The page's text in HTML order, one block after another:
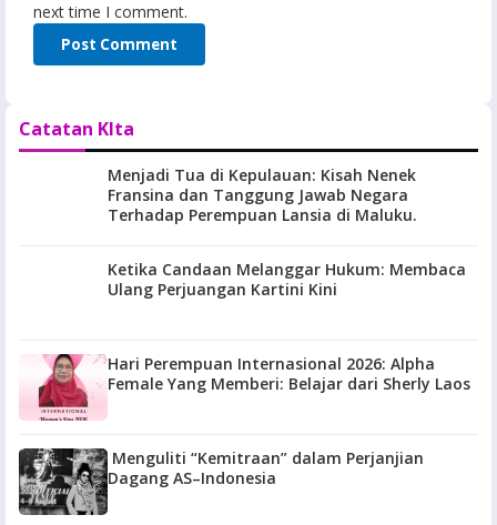
next time I comment.
Catatan KIta
Menjadi Tua di Kepulauan: Kisah Nenek
Fransina dan Tanggung Jawab Negara
Terhadap Perempuan Lansia di Maluku.
Ketika Candaan Melanggar Hukum: Membaca
Ulang Perjuangan Kartini Kini
Hari Perempuan Internasional 2026: Alpha
Female Yang Memberi: Belajar dari Sherly Laos
Menguliti “Kemitraan” dalam Perjanjian
Dagang AS–Indonesia